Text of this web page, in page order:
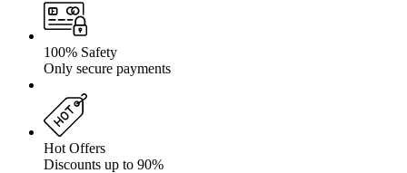
100% Safety
Only secure payments
Hot Offers
Discounts up to 90%